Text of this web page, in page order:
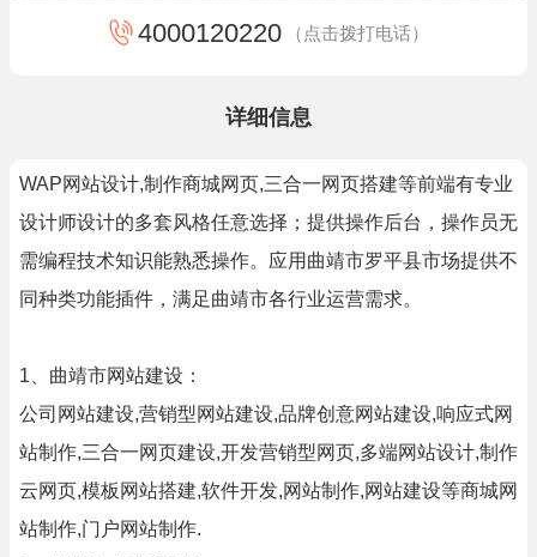
4000120220 （点击拨打电话）
详细信息
WAP网站设计,制作商城网页,三合一网页搭建等前端有专业
设计师设计的多套风格任意选择；提供操作后台，操作员无
需编程技术知识能熟悉操作。应用曲靖市罗平县市场提供不
同种类功能插件，满足曲靖市各行业运营需求。
1、曲靖市网站建设：
公司网站建设,营销型网站建设,品牌创意网站建设,响应式网
站制作,三合一网页建设,开发营销型网页,多端网站设计,制作
云网页,模板网站搭建,软件开发,网站制作,网站建设等商城网
站制作,门户网站制作.